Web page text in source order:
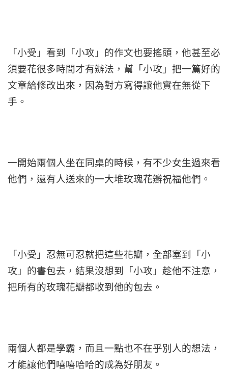
「小受」看到「小攻」的作文也要搖頭，他甚至必
須要花很多時間才有辦法，幫「小攻」把一篇好的
文章給修改出來，因為對方寫得讓他實在無從下
手。
一開始兩個人坐在同桌的時候，有不少女生過來看
他們，還有人送來的一大堆玫瑰花瓣祝福他們。
「小受」忍無可忍就把這些花瓣，全部塞到「小
攻」的書包去，結果沒想到「小攻」趁他不注意，
把所有的玫瑰花瓣都收到他的包去。
兩個人都是學霸，而且一點也不在乎別人的想法，
才能讓他們嘻嘻哈哈的成為好朋友。